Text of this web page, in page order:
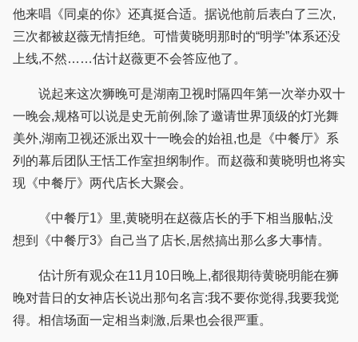
他来唱《同桌的你》还真挺合适。据说他前后表白了三次,
三次都被赵薇无情拒绝。可惜黄晓明那时的“明学”体系还没
上线,不然……估计赵薇更不会答应他了。
说起来这次狮晚可是湖南卫视时隔四年第一次举办双十
一晚会,规格可以说是史无前例,除了邀请世界顶级的灯光舞
美外,湖南卫视还派出双十一晚会的始祖,也是《中餐厅》系
列的幕后团队王恬工作室担纲制作。而赵薇和黄晓明也将实
现《中餐厅》两代店长大聚会。
《中餐厅1》里,黄晓明在赵薇店长的手下相当服帖,没
想到《中餐厅3》自己当了店长,居然搞出那么多大事情。
估计所有观众在11月10日晚上,都很期待黄晓明能在狮
晚对昔日的女神店长说出那句名言:我不要你觉得,我要我觉
得。相信场面一定相当刺激,后果也会很严重。